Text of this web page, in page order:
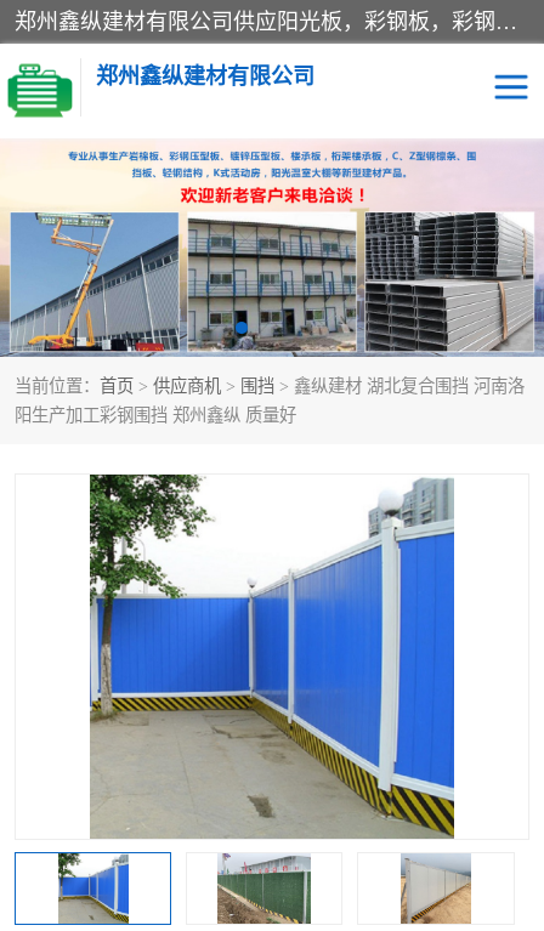
郑州鑫纵建材有限公司供应阳光板，彩钢板，彩钢钢构工程是一家集生产销售租赁安装于一体的企业，主要生产PC采光板，耐力板，仿古琉璃采光板，岩棉板、彩钢压型板、镀锌压型板、桁架楼承板，C、Z型钢檩条、围挡板、轻钢结构，阳光温室大棚等新型建材产品。公司旗下有多台移动式高空压瓦机租赁，承接全国各地业务，专业对外租赁各种型号压瓦机。
郑州鑫纵建材有限公司
当前位置： 首页 > 供应商机 > 围挡 > 鑫纵建材 湖北复合围挡 河南洛
阳生产加工彩钢围挡 郑州鑫纵 质量好
高空瓦机租赁 ASA合成树脂仿古瓦
CZ型钢 FRP采光板
PC多层板 PC耐力板
建筑围挡 楼层板
岩棉板 钢结构配件
彩钢板
生产加工单板复合围挡 市
政围挡